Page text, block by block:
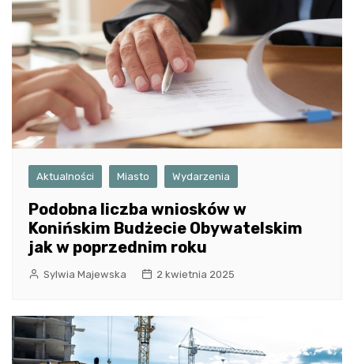
Aktualności Miasto Wydarzenia
Podobna liczba wniosków w
Konińskim Budżecie Obywatelskim
jak w poprzednim roku
Sylwia Majewska 2 kwietnia 2025